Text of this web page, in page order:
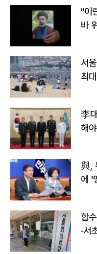
"이
바
서
최
李
해
與,
에 '
합
·서